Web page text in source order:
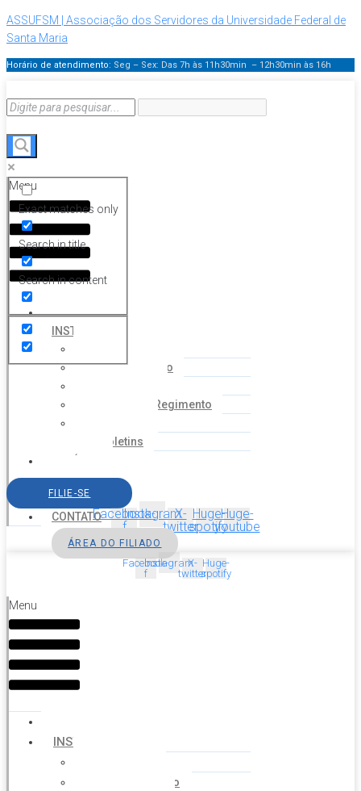
ASSUFSM | Associação dos Servidores da Universidade Federal de
Santa Maria
Horário de atendimento: Seg – Sex: Das 7h às 11h30min – 12h30min às 16h
Exact matches only
Search in title
Search in content
Menu
HOME
INSTITUCIONAL
Coordenação
Estatuto e Regimento
Boletins
SERVIÇOS
AGENDA
CONTATO
FILIE-SE
Facebook-
f
InstagramX-
twitter
Huge-
spotify
Huge-
youtube
ÁREA DO FILIADO
Facebook-
f
InstagramX-
twitter
Huge-
spotify
Menu
INSTITUCIONAL
Coordenação